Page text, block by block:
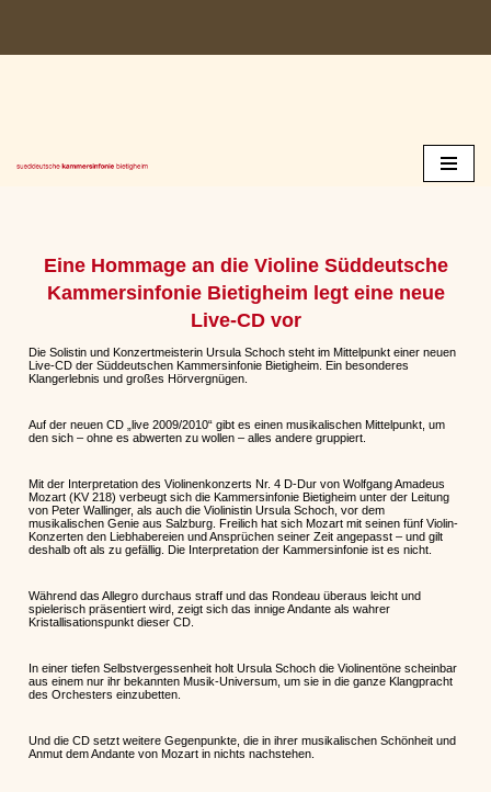
Zum
Eine Hommage an die Violine Süddeutsche
Kammersinfonie Bietigheim legt eine neue
Live-CD vor
Die Solistin und Konzertmeisterin Ursula Schoch steht im Mittelpunkt einer neuen
Live-CD der Süddeutschen Kammersinfonie Bietigheim. Ein besonderes
Klangerlebnis und großes Hörvergnügen.
Auf der neuen CD „live 2009/2010“ gibt es einen musikalischen Mittelpunkt, um
den sich – ohne es abwerten zu wollen – alles andere gruppiert.
Mit der Interpretation des Violinenkonzerts Nr. 4 D-Dur von Wolfgang Amadeus
Mozart (KV 218) verbeugt sich die Kammersinfonie Bietigheim unter der Leitung
von Peter Wallinger, als auch die Violinistin Ursula Schoch, vor dem
musikalischen Genie aus Salzburg. Freilich hat sich Mozart mit seinen fünf Violin-
Konzerten den Liebhabereien und Ansprüchen seiner Zeit angepasst – und gilt
deshalb oft als zu gefällig. Die Interpretation der Kammersinfonie ist es nicht.
Während das Allegro durchaus straff und das Rondeau überaus leicht und
spielerisch präsentiert wird, zeigt sich das innige Andante als wahrer
Kristallisationspunkt dieser CD.
In einer tiefen Selbstvergessenheit holt Ursula Schoch die Violinentöne scheinbar
aus einem nur ihr bekannten Musik-Universum, um sie in die ganze Klangpracht
des Orchesters einzubetten.
Und die CD setzt weitere Gegenpunkte, die in ihrer musikalischen Schönheit und
Anmut dem Andante von Mozart in nichts nachstehen.